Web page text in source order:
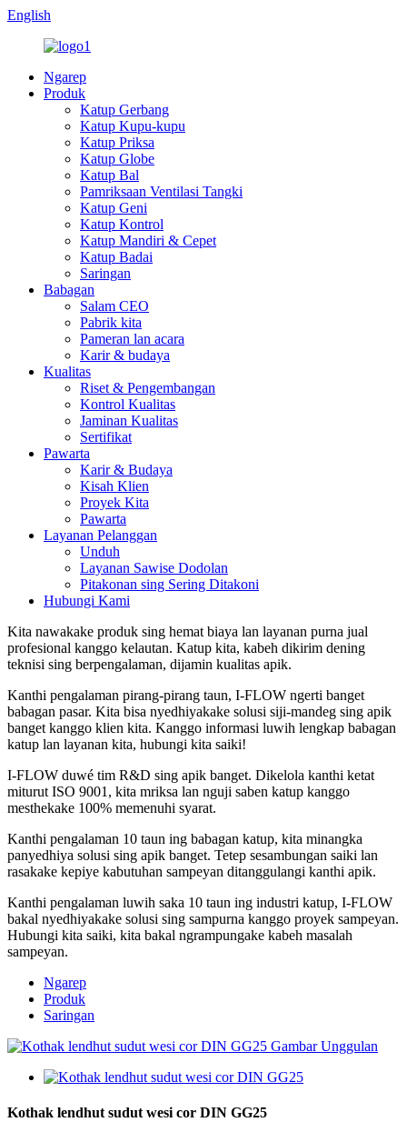
English
Ngarep
Produk
Katup Gerbang
Katup Kupu-kupu
Katup Priksa
Katup Globe
Katup Bal
Pamriksaan Ventilasi Tangki
Katup Geni
Katup Kontrol
Katup Mandiri & Cepet
Katup Badai
Saringan
Babagan
Salam CEO
Pabrik kita
Pameran lan acara
Karir & budaya
Kualitas
Riset & Pengembangan
Kontrol Kualitas
Jaminan Kualitas
Sertifikat
Pawarta
Karir & Budaya
Kisah Klien
Proyek Kita
Pawarta
Layanan Pelanggan
Unduh
Layanan Sawise Dodolan
Pitakonan sing Sering Ditakoni
Hubungi Kami
Kita nawakake produk sing hemat biaya lan layanan purna jual
profesional kanggo kelautan. Katup kita, kabeh dikirim dening
teknisi sing berpengalaman, dijamin kualitas apik.
Kanthi pengalaman pirang-pirang taun, I-FLOW ngerti banget
babagan pasar. Kita bisa nyedhiyakake solusi siji-mandeg sing apik
banget kanggo klien kita. Kanggo informasi luwih lengkap babagan
katup lan layanan kita, hubungi kita saiki!
I-FLOW duwé tim R&D sing apik banget. Dikelola kanthi ketat
miturut ISO 9001, kita mriksa lan nguji saben katup kanggo
mesthekake 100% memenuhi syarat.
Kanthi pengalaman 10 taun ing babagan katup, kita minangka
panyedhiya solusi sing apik banget. Tetep sesambungan saiki lan
rasakake kepiye kabutuhan sampeyan ditanggulangi kanthi apik.
Kanthi pengalaman luwih saka 10 taun ing industri katup, I-FLOW
bakal nyedhiyakake solusi sing sampurna kanggo proyek sampeyan.
Hubungi kita saiki, kita bakal ngrampungake kabeh masalah
sampeyan.
Ngarep
Produk
Saringan
Kothak lendhut sudut wesi cor DIN GG25